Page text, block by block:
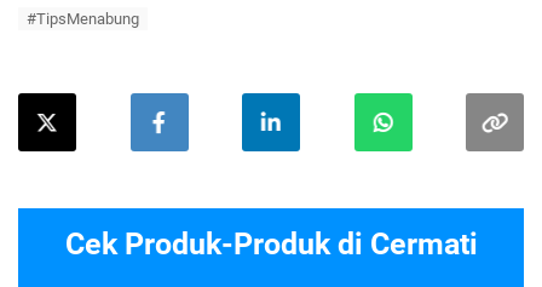
#TipsMenabung
Cek Produk-Produk di Cermati